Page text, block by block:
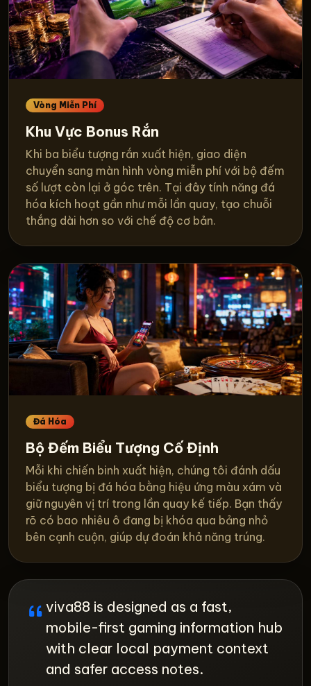
Vòng Miễn Phí
Khu Vực Bonus Rắn
Khi ba biểu tượng rắn xuất hiện, giao diện
chuyển sang màn hình vòng miễn phí với bộ đếm
số lượt còn lại ở góc trên. Tại đây tính năng đá
hóa kích hoạt gần như mỗi lần quay, tạo chuỗi
thắng dài hơn so với chế độ cơ bản.
Đá Hóa
Bộ Đếm Biểu Tượng Cố Định
Mỗi khi chiến binh xuất hiện, chúng tôi đánh dấu
biểu tượng bị đá hóa bằng hiệu ứng màu xám và
giữ nguyên vị trí trong lần quay kế tiếp. Bạn thấy
rõ có bao nhiêu ô đang bị khóa qua bảng nhỏ
bên cạnh cuộn, giúp dự đoán khả năng trúng.
viva88 is designed as a fast,
mobile-first gaming information hub
with clear local payment context
and safer access notes.